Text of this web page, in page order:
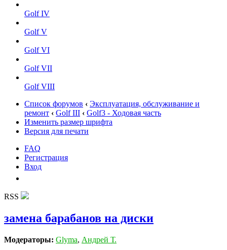
Golf IV
Golf V
Golf VI
Golf VII
Golf VIII
Список форумов ‹ Эксплуатация, обслуживание и
ремонт ‹ Golf III ‹ Golf3 - Ходовая часть
Изменить размер шрифта
Версия для печати
FAQ
Регистрация
Вход
RSS
замена барабанов на диски
Модераторы: Glyma, Андрей Т.